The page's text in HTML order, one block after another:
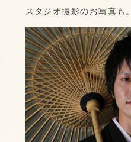
スタジオ撮影のお写真も。